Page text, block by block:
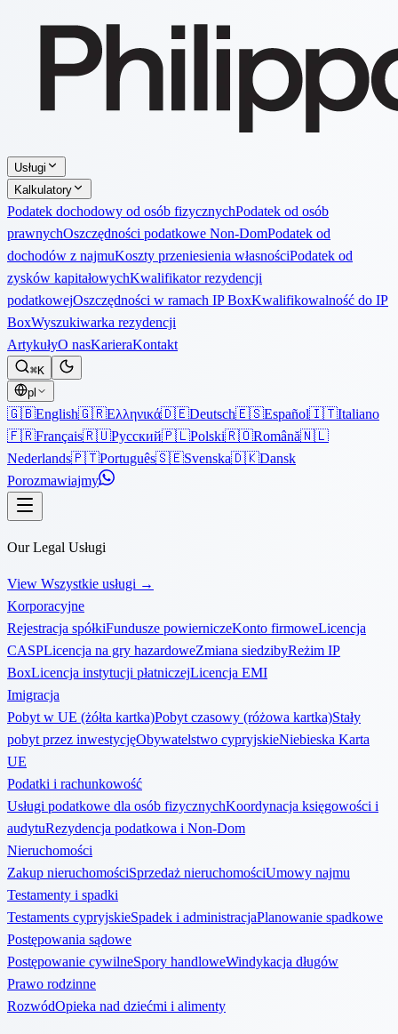
Usługi
Kalkulatory
Podatek dochodowy od osób fizycznychPodatek od osób
prawnychOszczędności podatkowe Non-DomPodatek od
dochodów z najmuKoszty przeniesienia własnościPodatek od
zysków kapitałowychKwalifikator rezydencji
podatkowejOszczędności w ramach IP BoxKwalifikowalność do IP
BoxWyszukiwarka rezydencji
ArtykułyO nasKarieraKontakt
⌘K
pl
🇬🇧English🇬🇷Ελληνικά🇩🇪Deutsch🇪🇸Español🇮🇹Italiano
🇫🇷Français🇷🇺Русский🇵🇱Polski🇷🇴Română🇳🇱
Nederlands🇵🇹Português🇸🇪Svenska🇩🇰Dansk
Porozmawiajmy
Our Legal Usługi
View Wszystkie usługi →
Korporacyjne
Rejestracja spółkiFundusze powierniczeKonto firmoweLicencja
CASPLicencja na gry hazardoweZmiana siedzibyReżim IP
BoxLicencja instytucji płatniczejLicencja EMI
Imigracja
Pobyt w UE (żółta kartka)Pobyt czasowy (różowa kartka)Stały
pobyt przez inwestycjęObywatelstwo cypryjskieNiebieska Karta
UE
Podatki i rachunkowość
Usługi podatkowe dla osób fizycznychKoordynacja księgowości i
audytuRezydencja podatkowa i Non-Dom
Nieruchomości
Zakup nieruchomościSprzedaż nieruchomościUmowy najmu
Testamenty i spadki
Testaments cypryjskieSpadek i administracjaPlanowanie spadkowe
Postępowania sądowe
Postępowanie cywilneSpory handloweWindykacja długów
Prawo rodzinne
RozwódOpieka nad dziećmi i alimenty